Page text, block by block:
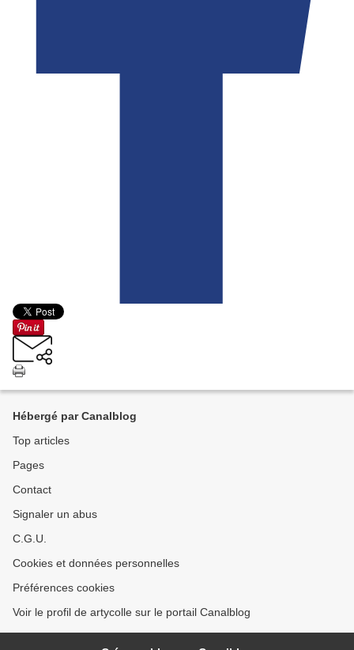
Hébergé par Canalblog
Top articles
Pages
Contact
Signaler un abus
C.G.U.
Cookies et données personnelles
Préférences cookies
Voir le profil de artycolle sur le portail Canalblog